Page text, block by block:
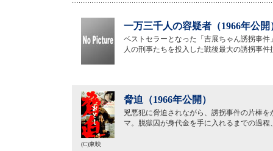
一万三千人の容疑者（1966年公開
ベストセラーとなった「吉展ちゃん誘拐事
人の刑事たちを投入した戦後最大の誘拐事
脅迫（1966年公開）
兇悪犯に脅迫されながら、誘拐事件の片棒
マ。脱獄囚が身代金を手に入れるまでの過
(C)東映